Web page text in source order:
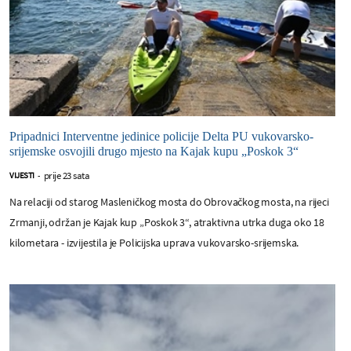
Pripadnici Interventne jedinice policije Delta PU vukovarsko-
srijemske osvojili drugo mjesto na Kajak kupu „Poskok 3“
VIJESTI - prije 23 sata
Na relaciji od starog Masleničkog mosta do Obrovačkog mosta, na rijeci
Zrmanji, održan je Kajak kup „Poskok 3“, atraktivna utrka duga oko 18
kilometara - izvijestila je Policijska uprava vukovarsko-srijemska.